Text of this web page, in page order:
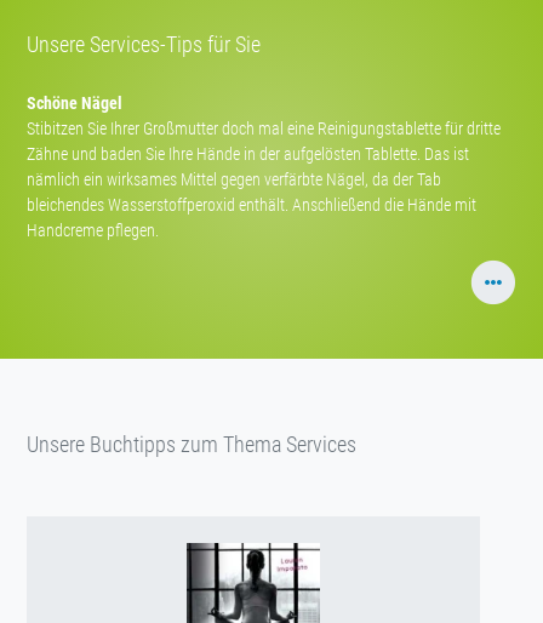
Unsere Services-Tips für Sie
Schöne Nägel
Stibitzen Sie Ihrer Großmutter doch mal eine Reinigungstablette für dritte
Zähne und baden Sie Ihre Hände in der aufgelösten Tablette. Das ist
nämlich ein wirksames Mittel gegen verfärbte Nägel, da der Tab
bleichendes Wasserstoffperoxid enthält. Anschließend die Hände mit
Handcreme pflegen.
Unsere Buchtipps zum Thema Services